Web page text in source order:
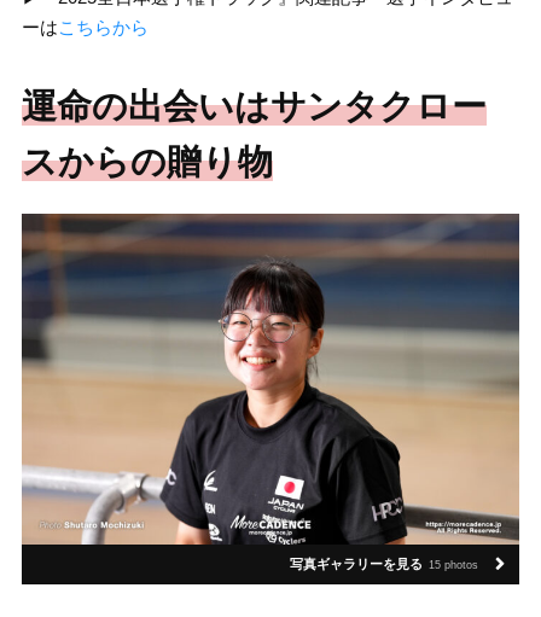
ーはこちらから
運命の出会いはサンタクロー
スからの贈り物
写真ギャラリーを見る 15 photos